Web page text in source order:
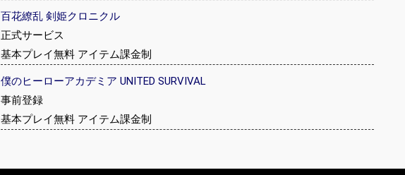
百花繚乱 剣姫クロニクル
正式サービス
基本プレイ無料 アイテム課金制
僕のヒーローアカデミア UNITED SURVIVAL
事前登録
基本プレイ無料 アイテム課金制